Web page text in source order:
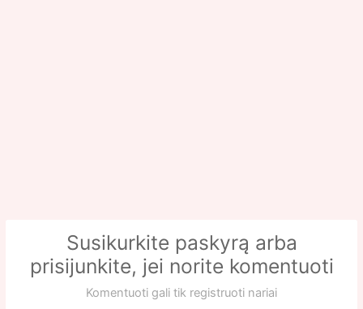
Susikurkite paskyrą arba
prisijunkite, jei norite komentuoti
Komentuoti gali tik registruoti nariai